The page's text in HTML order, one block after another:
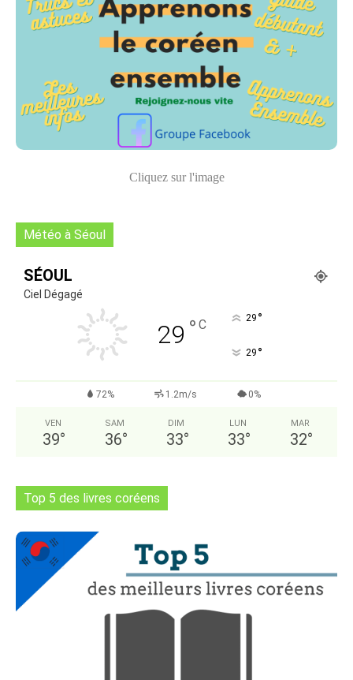
Cliquez sur l'image
Météo à Séoul
SÉOUL
Ciel Dégagé
29 ° C 29 °
29 °
72% 1.2m/s 0%
VEN
39°
SAM
36°
DIM
33°
LUN
33°
MAR
32°
Top 5 des livres coréens